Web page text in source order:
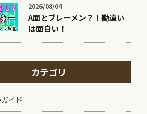
2026/08/04
A面とブレーメン？！勘違い
は面白い！
カテゴリ
イド